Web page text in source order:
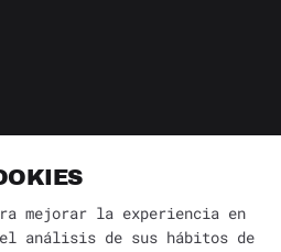
mejorar la experiencia en
análisis de sus hábitos de